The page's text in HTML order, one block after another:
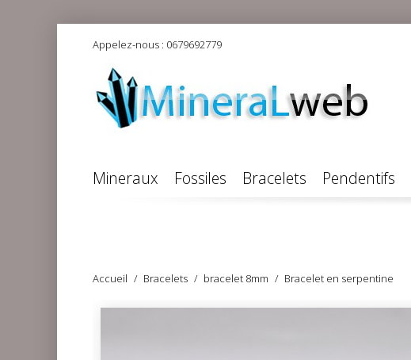
Appelez-nous : 0679692779
Mineraux Fossiles Bracelets Pendentifs
Accueil Bracelets bracelet 8mm Bracelet en serpentine